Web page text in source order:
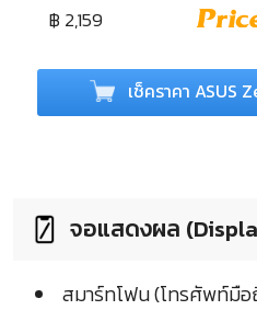
฿ 2,159
เช็คราคา ASUS
จอแสดงผล
สมาร์ทโฟน (โทรศัพท์มื